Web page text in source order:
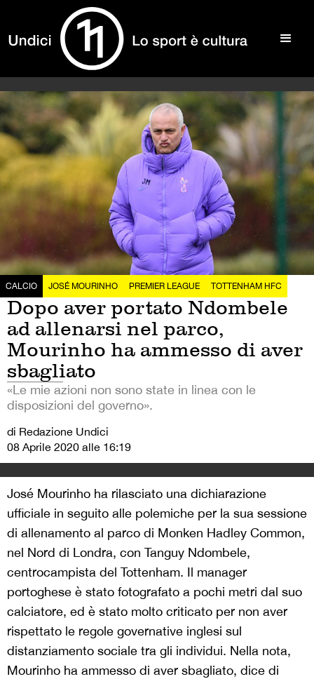
CALCIO JOSÉ MOURINHO PREMIER LEAGUE TOTTENHAM HFC
Dopo aver portato Ndombele
ad allenarsi nel parco,
Mourinho ha ammesso di aver
sbagliato
«Le mie azioni non sono state in linea con le
disposizioni del governo».
di Redazione Undici
08 Aprile 2020 alle 16:19
José Mourinho ha rilasciato una dichiarazione
ufficiale in seguito alle polemiche per la sua sessione
di allenamento al parco di Monken Hadley Common,
nel Nord di Londra, con Tanguy Ndombele,
centrocampista del Tottenham. Il manager
portoghese è stato fotografato a pochi metri dal suo
calciatore, ed è stato molto criticato per non aver
rispettato le regole governative inglesi sul
distanziamento sociale tra gli individui. Nella nota,
Mourinho ha ammesso di aver sbagliato, dice di